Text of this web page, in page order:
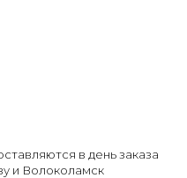
в день заказа
и Волоколамск